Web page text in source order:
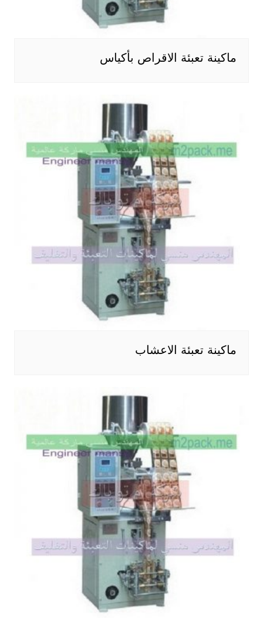
ماكينة تعبئة الاقراص بأكياس
ماكينة تعبئة الاعشاب